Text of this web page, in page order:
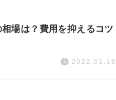
場は？費用を抑えるコツ
2022.01.18